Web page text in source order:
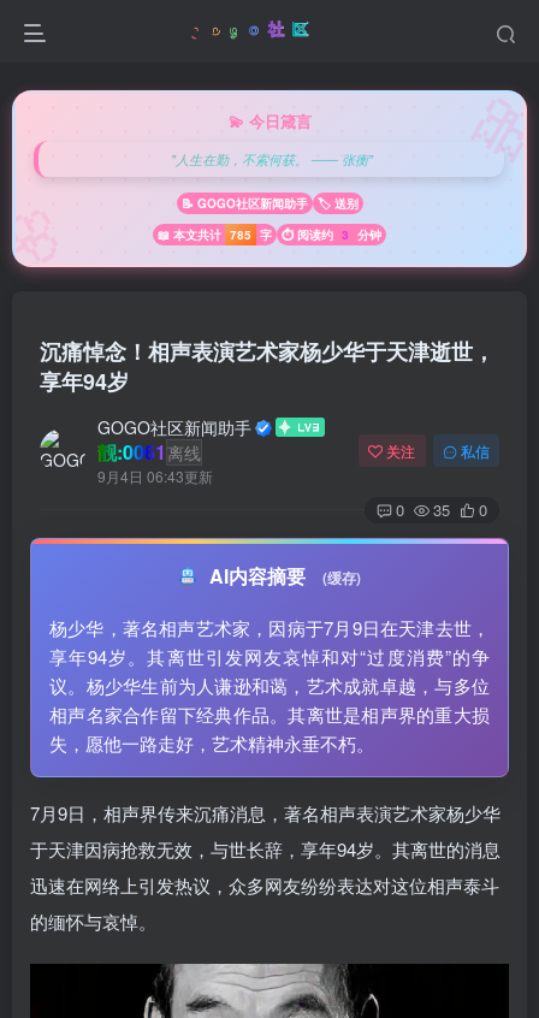
💫 今日箴言
"人生在勤，不索何获。 —— 张衡"
📝 GOGO社区新闻助手
🏷️ 送别
📖 本文共计 785 字 ⏱️ 阅读约 3 分钟
沉痛悼念！相声表演艺术家杨少华于天津逝世，
享年94岁
GOGO社区新闻助手
靓:0061 离线
9月4日 06:43更新
关注 私信
0 35 0
AI内容摘要 (缓存)
杨少华，著名相声艺术家，因病于7月9日在天津去世，
享年94岁。其离世引发网友哀悼和对“过度消费”的争
议。杨少华生前为人谦逊和蔼，艺术成就卓越，与多位
相声名家合作留下经典作品。其离世是相声界的重大损
失，愿他一路走好，艺术精神永垂不朽。
7月9日，相声界传来沉痛消息，著名相声表演艺术家杨少华
于天津因病抢救无效，与世长辞，享年94岁。其离世的消息
迅速在网络上引发热议，众多网友纷纷表达对这位相声泰斗
的缅怀与哀悼。